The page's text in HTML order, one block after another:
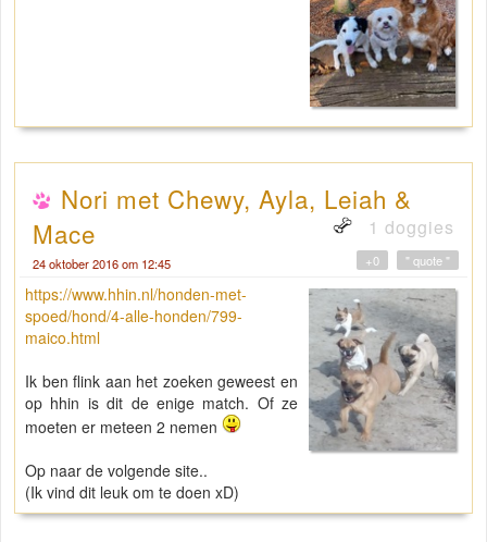
Nori met Chewy, Ayla, Leiah &
Mace
1 doggies
24 oktober 2016 om 12:45 " quote "
+0
https://www.hhin.nl/honden-met-
spoed/hond/4-alle-honden/799-
maico.html
Ik ben flink aan het zoeken geweest en
op hhin is dit de enige match. Of ze
moeten er meteen 2 nemen
Op naar de volgende site..
(Ik vind dit leuk om te doen xD)